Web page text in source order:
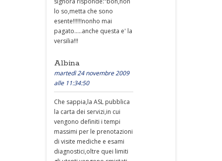
lo so,metta che sono
esente!!!!!!nonho mai
pagato.....anche questa e' la
versilia!!!
Albina
martedì 24 novembre 2009
alle 11:34:50
Che sappia,la ASL pubblica
la carta dei servizi,in cui
vengono definiti i tempi
massimi per le prenotazioni
di visite mediche e esami
diagnostici,oltre quei limiti